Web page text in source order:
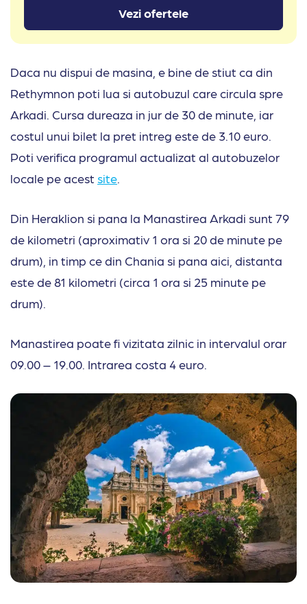
Vezi ofertele
Daca nu dispui de masina, e bine de stiut ca din
Rethymnon poti lua si autobuzul care circula spre
Arkadi. Cursa dureaza in jur de 30 de minute, iar
costul unui bilet la pret intreg este de 3.10 euro.
Poti verifica programul actualizat al autobuzelor
locale pe acest site
Din Heraklion si pana la Manastirea Arkadi sunt 79
de kilometri (aproximativ 1 ora si 20 de minute pe
drum), in timp ce din Chania si pana aici, distanta
este de 81 kilometri (circa 1 ora si 25 minute pe
drum).
Manastirea poate fi vizitata zilnic in intervalul orar
09.00 – 19.00. Intrarea costa 4 euro.